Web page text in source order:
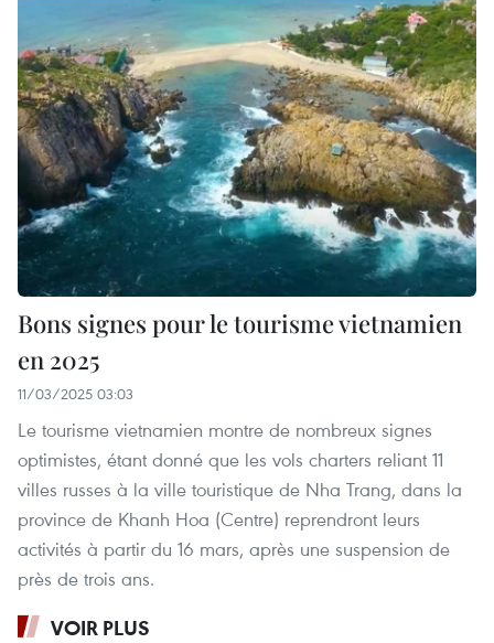
Bons signes pour le tourisme vietnamien
en 2025
11/03/2025 03:03
Le tourisme vietnamien montre de nombreux signes
optimistes, étant donné que les vols charters reliant 11
villes russes à la ville touristique de Nha Trang, dans la
province de Khanh Hoa (Centre) reprendront leurs
activités à partir du 16 mars, après une suspension de
près de trois ans.
VOIR PLUS